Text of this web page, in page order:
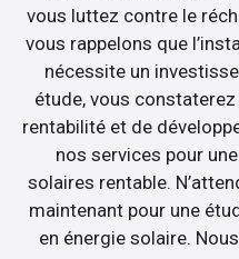
vous luttez contre le
vous rappelons que
nécessite un
étude, vous
rentabilité et de
nos services pour
solaires rentable.
maintenant pour une
en énergie solaire.